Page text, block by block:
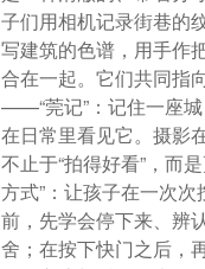
子们用相机记录街巷的
写建筑的色谱，用手作
合在一起。它们共同指
——“莞记”：记住一座
在日常里看见它。摄影
不止于“拍得好看”，而
方式”：让孩子在一次次
前，先学会停下来、辨
舍；在按下快门之后，